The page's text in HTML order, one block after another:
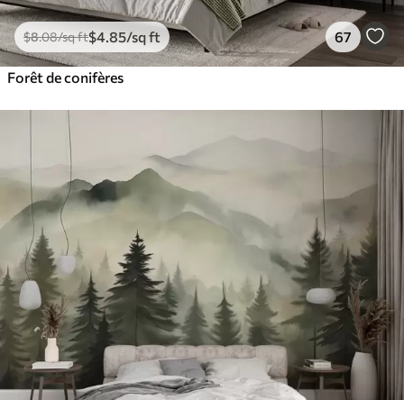
$8.08/sq ft$4 .85/sq ft 67
Forêt de conifères